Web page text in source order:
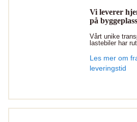
Vi leverer
på
Vårt unike
lastebiler har
Les mer om
leveringstid